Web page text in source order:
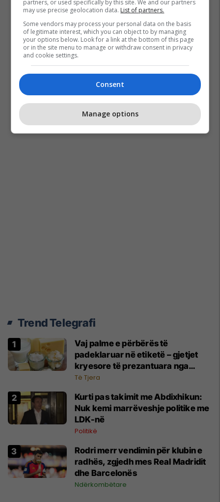
Trend Telegrafi
Vaj palme e përbërës të
padeklaruar në etiketë – gjetjet
kryesore të prezantuara nga
AUV-i pas kontrollit në sektorin e
Të Tjera
Kurti pas takimit me Abdixhikun:
Nuk kemi marrëveshje politike me
LDK-në
Politikë
Rodri merr vendimin për klubin e
radhës, zgjedh mes Real Madridit
dhe Barcelonës
Ndërkombëtare
partners, or used specifically by this site. We and our partners
may use precise geolocation data. List of partners.
Some vendors may process your personal data on the basis
of legitimate interest, which you can object to by managing
your options below. Look for a link at the bottom of this page
or in the site menu to manage or withdraw consent in privacy
and cookie settings.
Consent
Manage options